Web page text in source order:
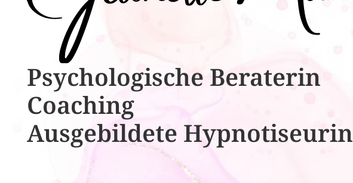
Psychologische ​​Beraterin
Coaching
Ausgebildete​ ​Hypnotiseurin